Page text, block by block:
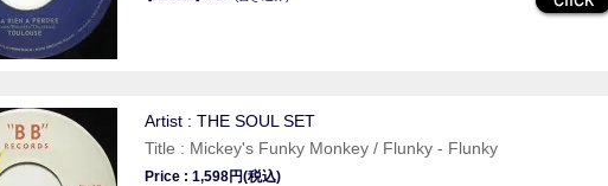
Artist : THE SOUL SET
Title : Mickey's Funky Monkey / Flunky ‐ Flunky
Price : 1,598円(税込)